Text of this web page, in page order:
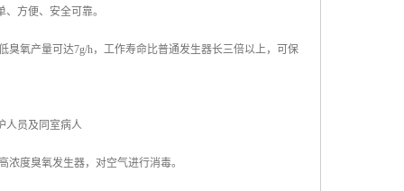
方便、安全可靠。
臭氧产量可达7g/h，工作寿命比普通发生器长三倍以上，可保
人员及同室病人
度臭氧发生器，对空气进行消毒。